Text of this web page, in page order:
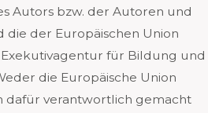
Autors bzw. der Autoren und
die der Europäischen Union
für Bildung und
die Europäische Union
dafür verantwortlich gemacht